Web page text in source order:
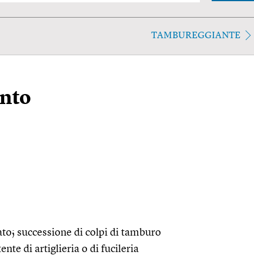
TAMBUREGGIANTE
successione di colpi di tamburo
di artiglieria o di fucileria